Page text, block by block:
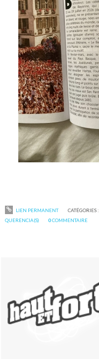
LIEN PERMANENT CATÉGORIES :
QUERENCIA(S)
0COMMENTAIRE